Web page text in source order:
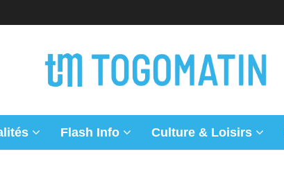
Flash Info Culture & Loisirs